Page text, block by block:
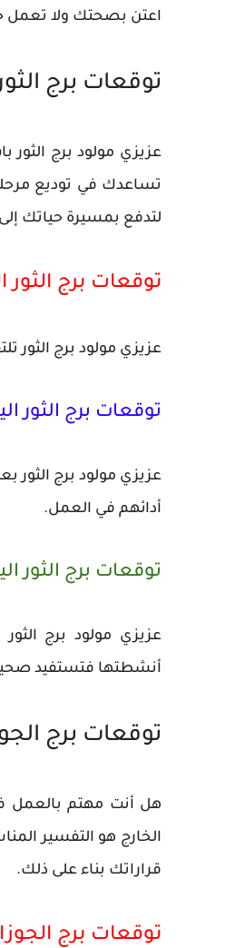
اعتن بصحتك ولا تعمل
توقعات برج
عزيزي مولود برج
تساعدك في توديع مرحلة
لتدفع بمسيرة حياتك
توقعات برج الثور
عزيزي مولود برج الثور
توقعات برج الثور
عزيزي مولود برج الثور
أدائهم في العمل.
توقعات برج الثور
عزيزي مولود برج
أنشطتها فتستفيد
توقعات برج
هل أنت مهتم بالعمل
الخارج هو التفسير
قراراتك بناء على ذلك.
توقعات برج